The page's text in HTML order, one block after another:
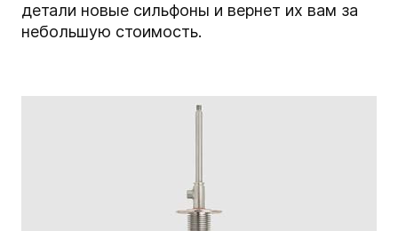
детали новые сильфоны и вернет их вам за
небольшую стоимость.